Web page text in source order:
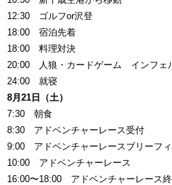
12:30 ゴルフor沢登
18:00 宿泊先着
18:00 料理対決
20:00 人狼・カードゲーム インフェ
24:00 就寝
8月21日（土）
7:30 朝食
8:30 アドベンチャーレース受付
9:00 アドベンチャーレースブリーフ
10:00 アドベンチャーレース
16:00〜18:00 アドベンチャーレース